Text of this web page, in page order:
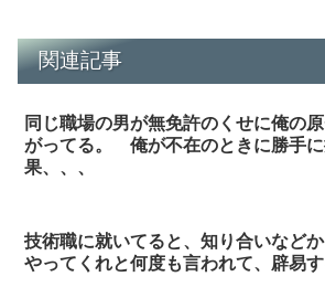
関連記事
同じ職場の男が無免許のくせに俺の
がってる。 俺が不在のときに勝手
果、、、
技術職に就いてると、知り合いなど
やってくれと何度も言われて、辟易す